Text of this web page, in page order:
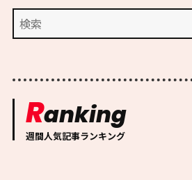
Ranking
週間人気記事ランキング